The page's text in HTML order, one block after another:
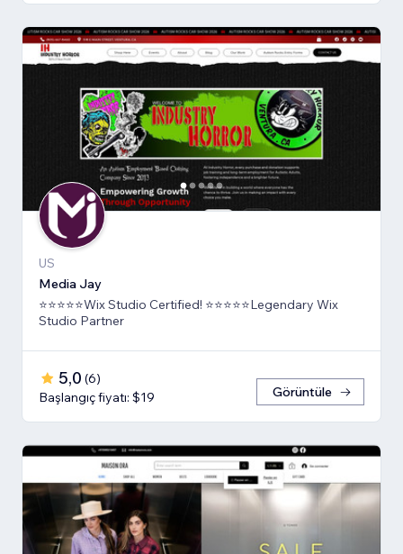
US
Media Jay
⭐⭐⭐⭐⭐Wix Studio Certified! ⭐⭐⭐⭐⭐Legendary Wix
Studio Partner
5,0 (6)
Başlangıç fiyatı: $19
Görüntüle